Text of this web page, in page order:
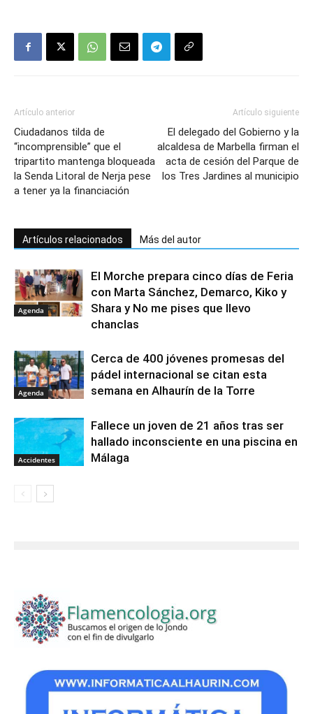
Artículo anterior
Ciudadanos tilda de
“incomprensible” que el
tripartito mantenga bloqueada
la Senda Litoral de Nerja pese
a tener ya la financiación
Artículo siguiente
El delegado del Gobierno y la
alcaldesa de Marbella firman el
acta de cesión del Parque de
los Tres Jardines al municipio
Artículos relacionados Más del autor
Agenda
El Morche prepara cinco días de Feria
con Marta Sánchez, Demarco, Kiko y
Shara y No me pises que llevo
chanclas
Agenda
Cerca de 400 jóvenes promesas del
pádel internacional se citan esta
semana en Alhaurín de la Torre
Accidentes
Fallece un joven de 21 años tras ser
hallado inconsciente en una piscina en
Málaga